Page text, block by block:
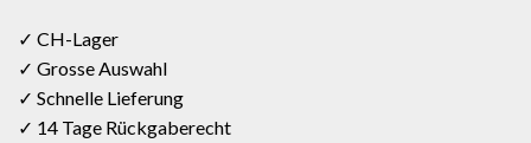
✓ CH-Lager
✓ Grosse Auswahl
✓ Schnelle Lieferung
✓ 14 Tage Rückgaberecht